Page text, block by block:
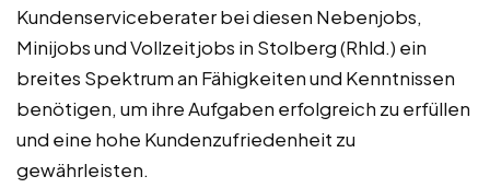
Kundenserviceberater bei diesen Nebenjobs,
Minijobs und Vollzeitjobs in Stolberg (Rhld.) ein
breites Spektrum an Fähigkeiten und Kenntnissen
benötigen, um ihre Aufgaben erfolgreich zu erfüllen
und eine hohe Kundenzufriedenheit zu
gewährleisten.